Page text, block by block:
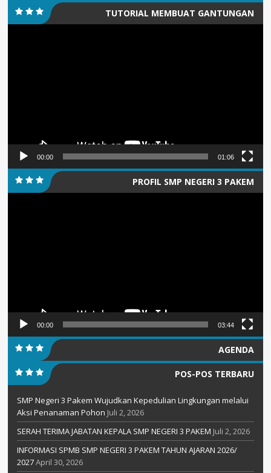
TUTORIAL MEMBUAT GANTUNGAN
00:00 01:06
PROFIL SMP NEGERI 3 PAKEM
00:00 03:44
AGENDA
POS-POS TERBARU
SMP Negeri 3 Pakem Wujudkan Kepedulian Lingkungan melalui
Aksi Penanaman Pohon Juli 2, 2026
SERAH TERIMA JABATAN KEPALA SMP NEGERI 3 PAKEM Juli 2, 2026
INFORMASI SPMB SMP NEGERI 3 PAKEM TAHUN AJARAN 2026/
2027April 30, 2026